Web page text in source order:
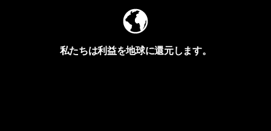
私たちは利益を地球に還元します。